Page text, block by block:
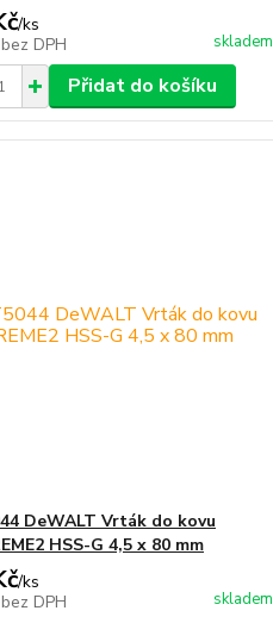
/ks
bez DPH skladem
Přidat do košíku
DeWALT Vrták do kovu
HSS-G 4,5 x 80 mm
/ks
bez DPH skladem